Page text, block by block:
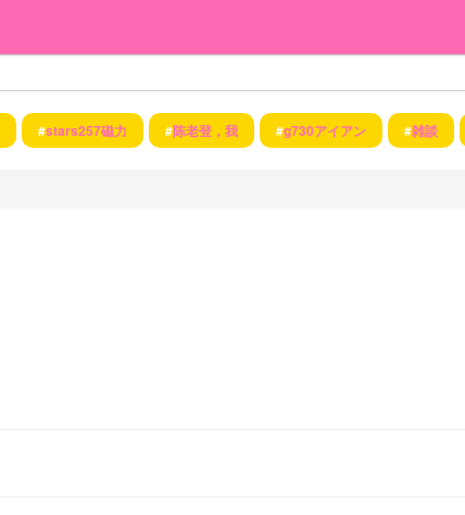
#stars257磁力 #陈老登，我 #g730アイアン #雑談